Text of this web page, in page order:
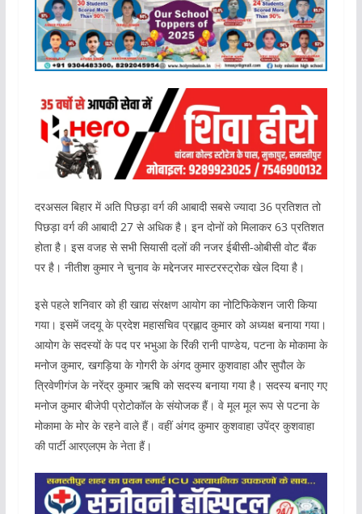
दरअसल बिहार में अति पिछड़ा वर्ग की आबादी सबसे ज्यादा 36 प्रतिशत तो
पिछड़ा वर्ग की आबादी 27 से अधिक है। इन दोनों को मिलाकर 63 प्रतिशत
होता है। इस वजह से सभी सियासी दलों की नजर ईबीसी-ओबीसी वोट बैंक
पर है। नीतीश कुमार ने चुनाव के मद्देनजर मास्टरस्ट्रोक खेल दिया है।
इसे पहले शनिवार को ही खाद्य संरक्षण आयोग का नोटिफिकेशन जारी किया
गया। इसमें जदयू के प्रदेश महासचिव प्रह्लाद कुमार को अध्यक्ष बनाया गया।
आयोग के सदस्यों के पद पर भभुआ के रिंकी रानी पाण्डेय, पटना के मोकामा के
मनोज कुमार, खगड़िया के गोगरी के अंगद कुमार कुशवाहा और सुपौल के
त्रिवेणीगंज के नरेंद्र कुमार ऋषि को सदस्य बनाया गया है। सदस्य बनाए गए
मनोज कुमार बीजेपी प्रोटोकॉल के संयोजक हैं। वे मूल मूल रूप से पटना के
मोकामा के मोर के रहने वाले हैं। वहीं अंगद कुमार कुशवाहा उपेंद्र कुशवाहा
की पार्टी आरएलएम के नेता हैं।